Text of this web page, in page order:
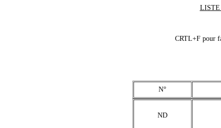
LISTE
CRTL+F pour
N°
ND